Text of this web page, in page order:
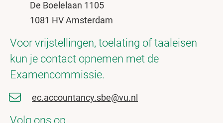
De Boelelaan 1105
1081 HV Amsterdam
Voor vrijstellingen, toelating of taaleisen
kun je contact opnemen met de
Examencommissie.
ec.accountancy.sbe@vu.nl
Volg ons op